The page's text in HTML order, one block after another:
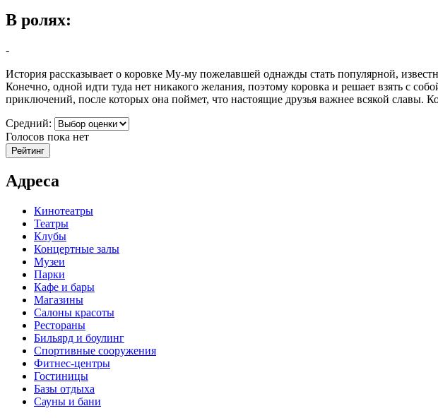
В ролях:
-
История рассказывает о коровке Му-му пожелавшей однажды стать популярной,
Конечно, одной идти туда нет никакого желания, поэтому коровка и решает взять с
приключений, после которых она поймет, что настоящие друзья важнее всякой славы.
Средний:
Голосов пока нет
Адреса
Кинотеатры
Театры
Клубы
Концертные залы
Музеи
Парки
Кафе и бары
Магазины
Салоны красоты
Рестораны
Бильярд и боулинг
Спортивные сооружения
Фитнес-центры
Гостиницы
Базы отдыха
Сауны и бани